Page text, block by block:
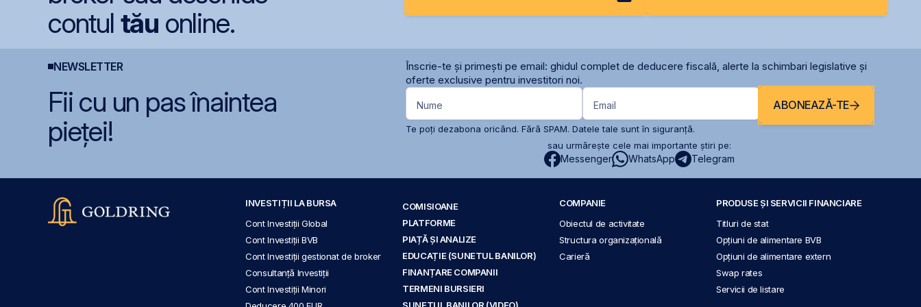
contul tău online.
NEWSLETTER
Înscrie-te și primești pe email: ghidul complet de deducere fiscală, alerte la schimbari legislative și
oferte exclusive pentru investitori noi.
Fii cu un pas înaintea
pieței!
Nume Email ABONEAZĂ-TE
Te poți dezabona oricând. Fără SPAM. Datele tale sunt în siguranță.
sau urmărește cele mai importante știri pe:
Messenger WhatsApp Telegram
INVESTIȚII LA BURSA
Cont Investiții Global
Cont Investiții BVB
Cont Investiții gestionat de broker
Consultanță Investiții
Cont Investiții Minori
COMISIOANE
PLATFORME
PIAȚĂ ȘI ANALIZE
EDUCAȚIE (SUNETUL BANILOR)
FINANȚARE COMPANII
TERMENI BURSIERI
COMPANIE
Obiectul de activitate
Structura organizațională
Carieră
PRODUSE ȘI SERVICII FINANCIARE
Titluri de stat
Opțiuni de alimentare BVB
Opțiuni de alimentare extern
Swap rates
Servicii de listare